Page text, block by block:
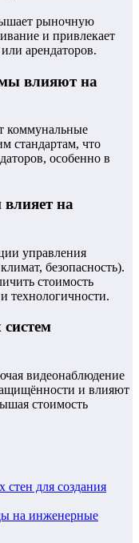
рыночную
и привлекает
арендаторов.
влияют на
коммунальные
стандартам, что
особенно в
на
управления
безопасность).
стоимость
технологичности.
видеонаблюдение
и влияют
стоимость
для создания
на инженерные